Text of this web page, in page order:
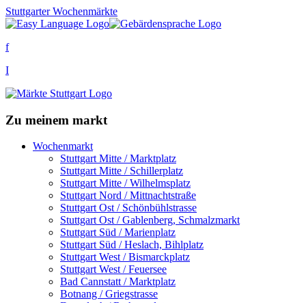
Stuttgarter Wochenmärkte
f
I
Zu meinem markt
Wochenmarkt
Stuttgart Mitte / Marktplatz
Stuttgart Mitte / Schillerplatz
Stuttgart Mitte / Wilhelmsplatz
Stuttgart Nord / Mittnachtstraße
Stuttgart Ost / Schönbühlstrasse
Stuttgart Ost / Gablenberg, Schmalzmarkt
Stuttgart Süd / Marienplatz
Stuttgart Süd / Heslach, Bihlplatz
Stuttgart West / Bismarckplatz
Stuttgart West / Feuersee
Bad Cannstatt / Marktplatz
Botnang / Griegstrasse